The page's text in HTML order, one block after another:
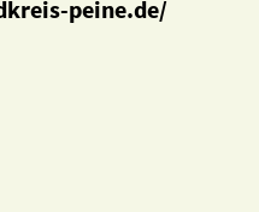
peine.de/